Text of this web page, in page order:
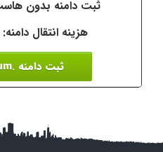
ثبت دامنه .museum ارزان